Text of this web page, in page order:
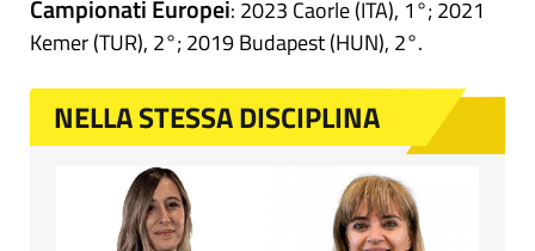
Campionati Europei: 2023 Caorle (ITA), 1°; 2021
Kemer (TUR), 2°; 2019 Budapest (HUN), 2°.
NELLA STESSA DISCIPLINA